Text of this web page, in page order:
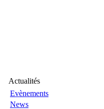
Actualités
Evènements
News